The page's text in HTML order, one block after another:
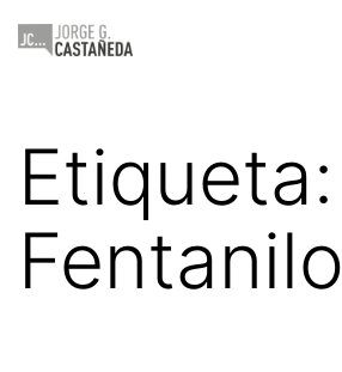
Saltar
Jorge
Etiqueta:
Fentanilo